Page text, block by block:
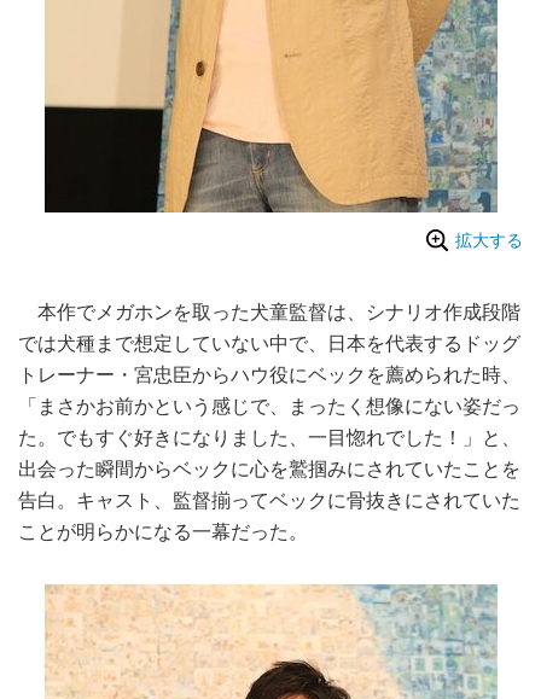
拡大する
本作でメガホンを取った犬童監督は、シナリオ作成段階
では犬種まで想定していない中で、日本を代表するドッグ
トレーナー・宮忠臣からハウ役にベックを薦められた時、
「まさかお前かという感じで、まったく想像にない姿だっ
た。でもすぐ好きになりました、一目惚れでした！」と、
出会った瞬間からベックに心を鷲掴みにされていたことを
告白。キャスト、監督揃ってベックに骨抜きにされていた
ことが明らかになる一幕だった。